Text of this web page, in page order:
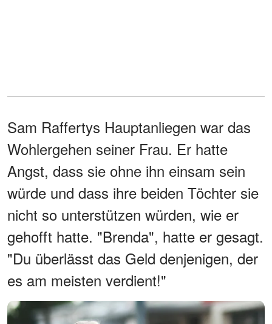
Sam Raffertys Hauptanliegen war das
Wohlergehen seiner Frau. Er hatte
Angst, dass sie ohne ihn einsam sein
würde und dass ihre beiden Töchter sie
nicht so unterstützen würden, wie er
gehofft hatte. "Brenda", hatte er gesagt.
"Du überlässt das Geld denjenigen, der
es am meisten verdient!"